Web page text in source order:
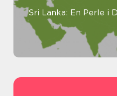
Sri Lanka: En Perle i